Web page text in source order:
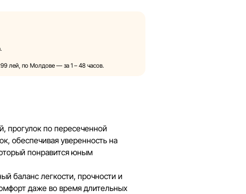
порядке и без
в описания, характеристики
представленные на сайте,
Sportlandia в одностороннем
ошибки в кратчайшие
лей, по Молдове — за 1 – 48 часов.
прогулок по пересеченной
обеспечивая уверенность на
понравится юным
баланс легкости, прочности и
даже во время длительных